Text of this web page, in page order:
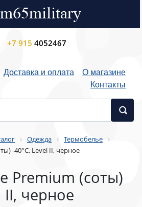
+7 915 4052467
Доставка и оплата
О магазине
Контакты
Одежда
Термобелье
-40°C, Level II, черное
Premium (соты)
II, черное